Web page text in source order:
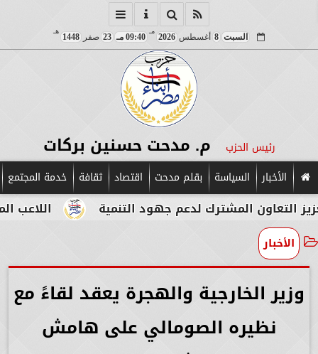
السبت 8 أغسطس 2026
مـ
09:40 مـ 23 صفر 1448
هـ
رئيس الحزب م. مدحت حسنين بركات
الأخبار السياسة بقلم مدحت اقتصاد ثقافة خدمة المجتمع
اللاعب المصري المشترك لدعم جهود التنمية
الأخبار
وزير الخارجية والهجرة يعقد لقاءً مع
نظيره الصومالي على هامش